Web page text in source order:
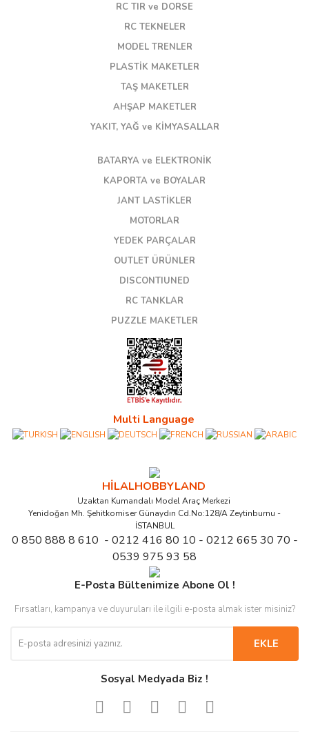
RC TIR ve DORSE
RC TEKNELER
MODEL TRENLER
PLASTİK MAKETLER
TAŞ MAKETLER
AHŞAP MAKETLER
YAKIT, YAĞ ve KİMYASALLAR
BATARYA ve ELEKTRONİK
KAPORTA ve BOYALAR
JANT LASTİKLER
MOTORLAR
YEDEK PARÇALAR
OUTLET ÜRÜNLER
DISCONTIUNED
RC TANKLAR
PUZZLE MAKETLER
Multi Language
HİLALHOBBYLAND
Uzaktan Kumandalı Model Araç Merkezi
Yenidoğan Mh. Şehitkomiser Günaydın Cd.No:128/A Zeytinburnu -
İSTANBUL
0 850 888 8 610 - 0212 416 80 10 - 0212 665 30 70 -
0539 975 93 58
E-Posta Bültenimize Abone Ol !
Fırsatları, kampanya ve duyuruları ile ilgili e-posta almak ister misiniz?
EKLE
Sosyal Medyada Biz !